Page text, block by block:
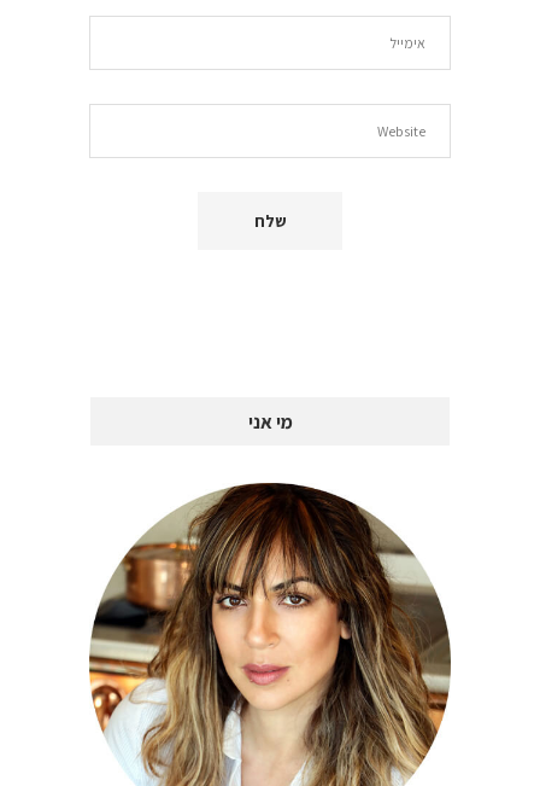
מי אני